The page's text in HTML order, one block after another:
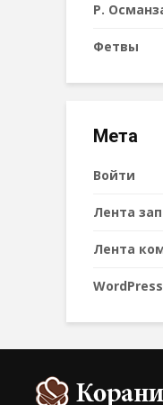
Р.
Фетвы
Мета
Войти
Лента
Лента